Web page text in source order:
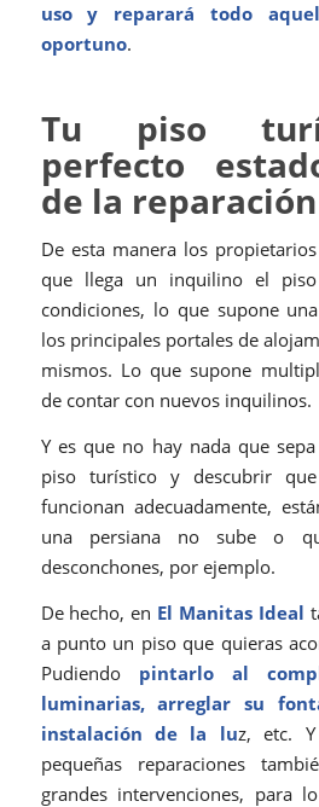
uso y reparará todo
oportuno.
Tu piso
perfecto
de la reparación
De esta manera los
que llega un inquilino el
condiciones, lo que supone
los principales portales de
mismos. Lo que supone
de contar con nuevos inquilinos.
Y es que no hay nada que
piso turístico y descubrir
funcionan adecuadamente,
una persiana no sube o
desconchones, por ejemplo.
De hecho, en El Manitas Ideal
a punto un piso que quieras
Pudiendopintarlo al
luminarias, arreglar su
instalación de la luz, etc.
pequeñas reparaciones
grandes intervenciones, para